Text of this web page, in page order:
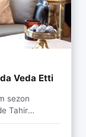
Veda Etti
sezon
Tahir
...